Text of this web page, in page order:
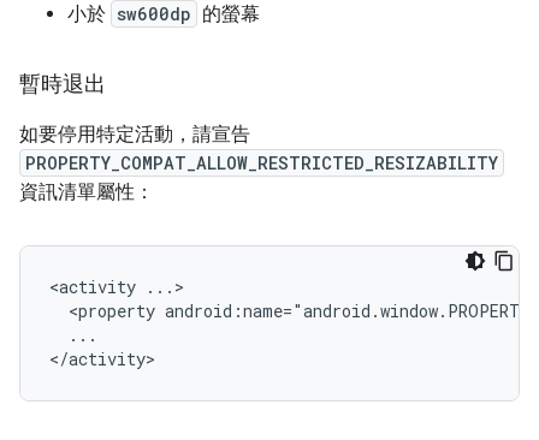
小於 sw600dp 的螢幕
暫時退出
如要停用特定活動，請宣告
PROPERTY_COMPAT_ALLOW_RESTRICTED_RESIZABILITY
資訊清單屬性：
<activity
<property
...